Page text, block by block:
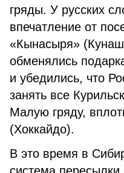
гряды. У русских
впечатление от
«Кынасыря»
обменялись
и убедились, что
занять все
Малую гряду,
(Хоккайдо).
В это время в